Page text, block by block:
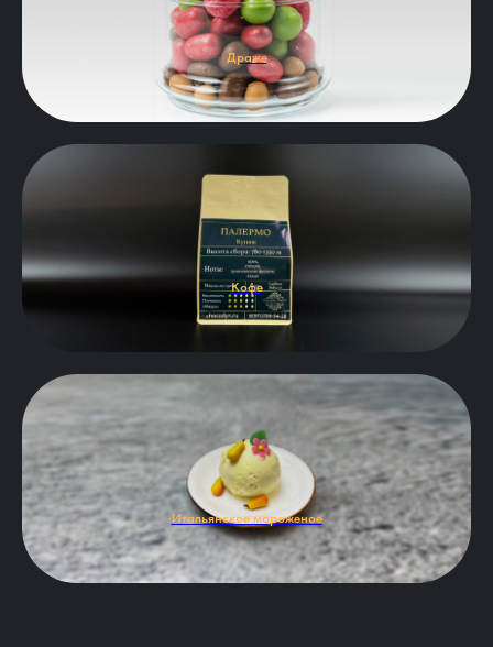
Драже
Кофе
Итальянское мороженое